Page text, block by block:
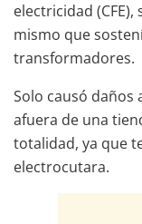
electricidad
mismo que
transformadores.
Solo causó daños
afuera de una
totalidad, ya que
electrocutara.